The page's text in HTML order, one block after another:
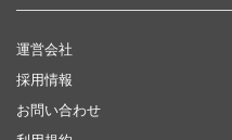
運営会社
採用情報
お問い合わせ